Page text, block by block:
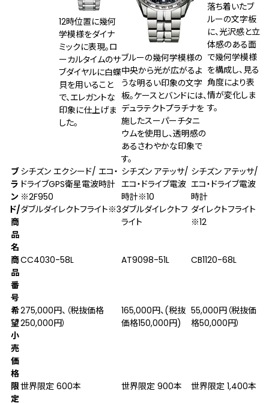
12時位置に幾何
学模様をダイナ
ミックに表現。ロ
ーカルタイムのサ
ブダイヤルに白蝶
貝を用いること
で、エレガントな
印象に仕上げま
した。
ブルーの幾何学模様の
中央から光が広がるよ
うな明るい印象の文字
板。ケースとバンドには、
デュラテクトプラチナを
施したスーパーチタニ
ウムを使用し、透明感の
あるさわやかな印象で
す。
落ち着いたブ
ルーの文字板
に、光沢感と立
体感のある面
で幾何学模様
を構成し、見る
角度により表
情が変化しま
す。
ブ
ラ
ン
ド/
商
品
名
シチズン エクシード/ エコ・
ドライブGPS衛星電波時計
※2F950
ダブルダイレクトフライト※3
シチズン アテッサ/
エコ・ドライブ電波
時計※10
ダブルダイレクトフ
ライト
シチズン アテッサ/
エコ・ドライブ電波
時計
ダイレクトフライト
※12
商
品
番
号
CC4030-58L AT9098-51L CB1120-68L
希
望
小
売
価
格
275,000円、（税抜価格
250,000円）
165,000円、(税抜
価格150,000円)
55,000円（税抜価
格50,000円）
限
定
世界限定 600本 世界限定 900本 世界限定 1,400本